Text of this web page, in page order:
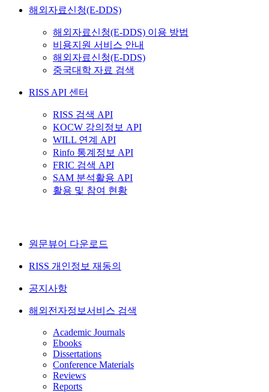
해외자료신청(E-DDS)
해외자료신청(E-DDS) 이용 방법
비용지원 서비스 안내
해외자료신청(E-DDS)
중국대학 자료 검색
RISS API 센터
RISS 검색 API
KOCW 강의정보 API
WILL 연계 API
Rinfo 통계정보 API
FRIC 검색 API
SAM 분석활용 API
활용 및 참여 현황
원문뷰어 다운로드
RISS 개인정보 재동의
공지사항
해외전자정보서비스 검색
Academic Journals
Ebooks
Dissertations
Conference Materials
Reviews
Reports